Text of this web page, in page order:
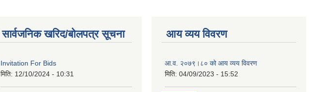
सार्वजनिक खरिद/बोलपत्र सूचना
Invitation For Bids
मिति: 12/10/2024 - 10:31
आय व्यय विवरण
आ.व. २०७९।८० को आय व्यय विवरण
मिति: 04/09/2023 - 15:52